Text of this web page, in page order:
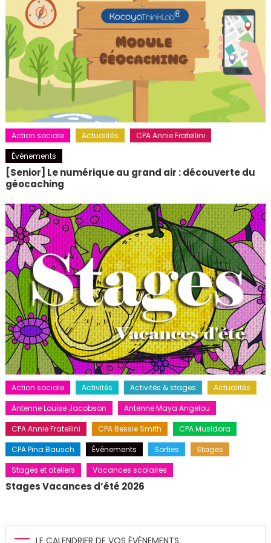
Action sociale Actualités
CPA Annie Fratellini
Événements
[Senior] Le numérique au grand air : découverte du
géocaching
Action sociale Activités Activités & stages
Actualités
Antenne Louise Jacobson
Antenne Maya Angelou
CPA Annie Fratellini
CPA Bessie Smith
CPA Musidora
CPA Pina Bausch
Événements Sorties
Stages
Stages et ateliers
Vacances scolaires
Stages Vacances d’été 2026
LE CALENDRIER DE VOS ÉVÉNEMENTS